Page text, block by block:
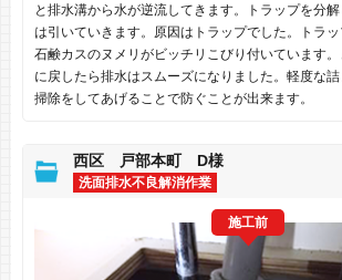
と排水溝から水が逆流してきます。トラップを分
は引いていきます。原因はトラップでした。トラ
石鹸カスのヌメリがビッチリこびり付いています
に戻したら排水はスムーズになりました。軽度な
掃除をしてあげることで防ぐことが出来ます。
西区 戸部本町 D様
洗面排水不良解消作業
施工前